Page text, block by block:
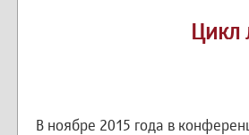
Цикл
В ноябре 2015 года в